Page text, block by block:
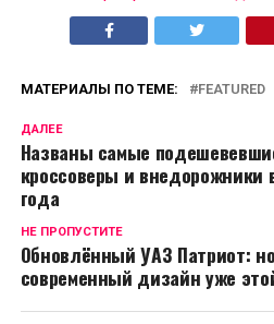
МАТЕРИАЛЫ ПО ТЕМЕ: FEATURED
ДАЛЕЕ
Названы самые
кроссоверы и внедорожники
года
НЕ ПРОПУСТИТЕ
Обновлённый УАЗ Патриот:
современный дизайн уже